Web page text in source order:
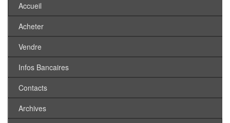
Accueil
Acheter
Vendre
Infos Bancaires
Contacts
Archives